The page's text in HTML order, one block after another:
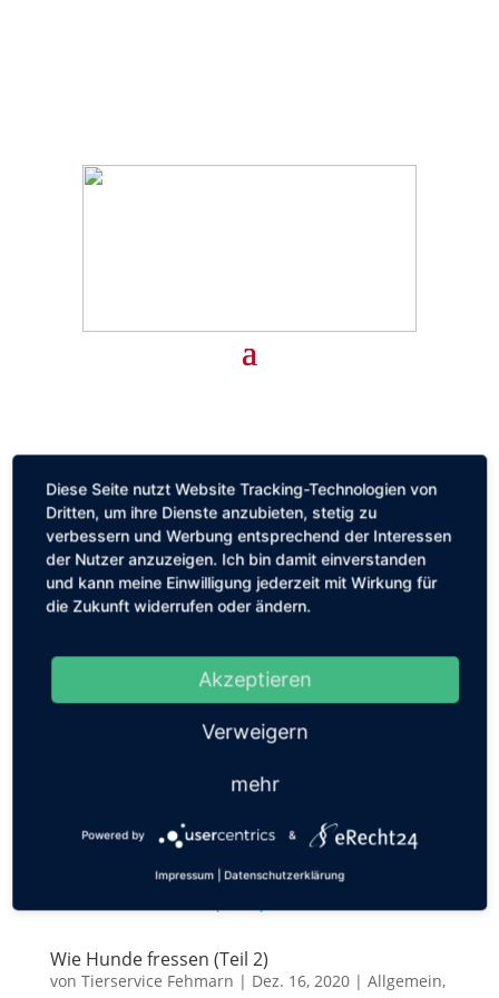
Wie du deinem Hund das Alleinsein beibringst
vonTierservice Fehmarn|Okt. 30, 2025|Erziehung
Viele Hundehalter:innen kennen das Problem: Kaum
schließt sich die Haustür, beginnt der Hund zu
Manche zerstören Gegenstände, andere laufen
das meist purer Stress...
Wie Hunde fressen (Teil 2)
von Tierservice Fehmarn | Dez. 16, 2020| Allgemein,
Diese Seite nutzt Website Tracking-Technologien von
Dritten, um ihre Dienste anzubieten, stetig zu
verbessern und Werbung entsprechend der Interessen
der Nutzer anzuzeigen. Ich bin damit einverstanden
und kann meine Einwilligung jederzeit mit Wirkung für
die Zukunft widerrufen oder ändern.
Akzeptieren
Verweigern
mehr
Powered by &
Impressum Datenschutzerklärung